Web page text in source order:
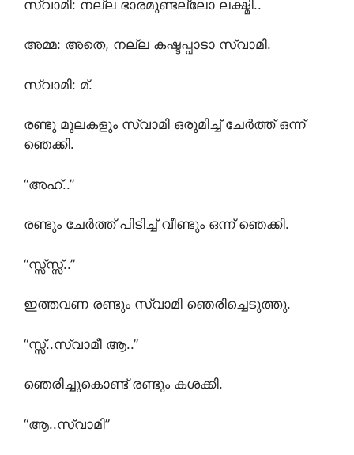
സ്വാമി: നല്ല ഭാരമുണ്ടല്ലോ ലക്ഷ്മി..
അമ്മ: അതെ, നല്ല കഷ്ടപ്പാടാ സ്വാമി.
സ്വാമി: മ്.
രണ്ടു മുലകളും സ്വാമി ഒരുമിച്ച് ചേർത്ത് ഒന്ന്
ഞെക്കി.
“അഹ്..”
രണ്ടും ചേർത്ത് പിടിച്ച് വീണ്ടും ഒന്ന് ഞെക്കി.
“സ്സ്സ്സ്..”
ഇത്തവണ രണ്ടും സ്വാമി ഞെരിച്ചെടുത്തു.
“സ്സ്..സ്വാമീ ആ..”
ഞെരിച്ചുകൊണ്ട് രണ്ടും കശക്കി.
“ആ..സ്വാമി”